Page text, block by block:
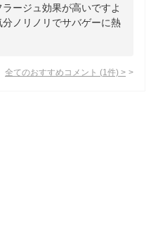
ージュ効果が高いですよ
ノリノリでサバゲーに熱
全てのおすすめコメント (1 件) >